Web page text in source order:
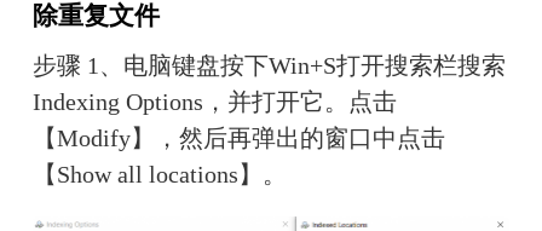
除重复文件
步骤 1、电脑键盘按下Win+S打开搜索栏搜索
Indexing Options，并打开它。点击
【Modify】，然后再弹出的窗口中点击
【Show all locations】。